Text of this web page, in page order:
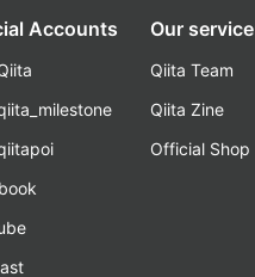
Accounts Our service
Qiita Team
Qiita Zine
Official Shop